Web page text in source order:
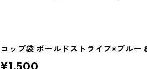
コップ袋 ボールドストライプ×ブル